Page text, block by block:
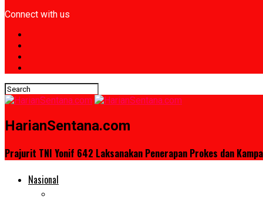
Connect with us
HarianSentana.com
Prajurit TNI Yonif 642 Laksanakan Penerapan Prokes dan
Nasional